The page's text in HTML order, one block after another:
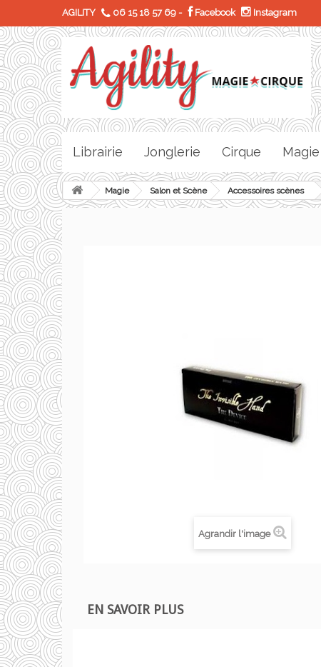
AGILITY 06 15 18 57 69 - Facebook Instagram
Librairie Jonglerie Cirque Magie
Magie Salon et Scène Accessoires scènes
Agrandir l'image
EN SAVOIR PLUS